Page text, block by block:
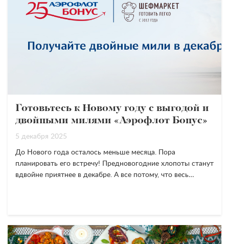
Готовьтесь к Новому году с выгодой и
двойными милями «Аэрофлот Бонус»
5 декабря 2025
До Нового года осталось меньше месяца. Пора
планировать его встречу! Предновогодние хлопоты станут
вдвойне приятнее в декабре. А все потому, что весь…